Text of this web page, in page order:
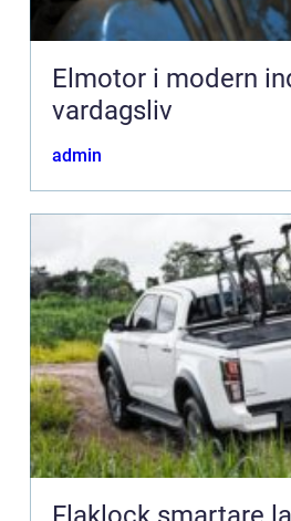
Elmotor i modern
vardagsliv
admin